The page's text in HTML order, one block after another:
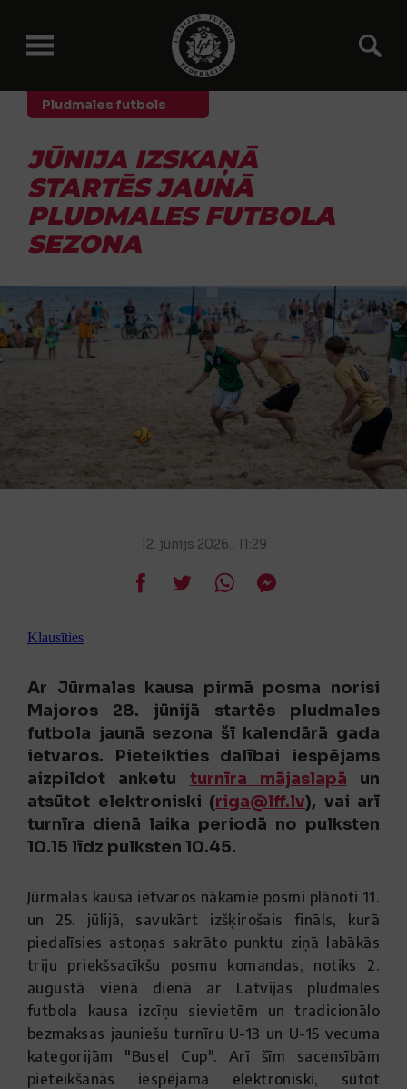
Pludmales futbols
JŪNIJA IZSKAŅĀ
STARTĒS JAUNĀ
PLUDMALES FUTBOLA
SEZONA
12. jūnijs 2026., 11:29
Klausīties
Ar Jūrmalas kausa pirmā posma norisi
Majoros 28. jūnijā startēs pludmales
futbola jaunā sezona šī kalendārā gada
ietvaros. Pieteikties dalībai iespējams
aizpildot anketu turnīra mājaslapā un
atsūtot elektroniski (riga@lff.lv), vai arī
turnīra dienā laika periodā no pulksten
10.15 līdz pulksten 10.45.
Jūrmalas kausa ietvaros nākamie posmi plānoti 11.
un 25. jūlijā, savukārt izšķirošais fināls, kurā
piedalīsies astoņas sakrāto punktu ziņā labākās
triju priekšsacīkšu posmu komandas, notiks 2.
augustā vienā dienā ar Latvijas pludmales
futbola kausa izcīņu sievietēm un tradicionālo
bezmaksas jauniešu turnīru U-13 un U-15 vecuma
kategorijām "Busel Cup". Arī šīm sacensībām
pieteikšanās iespējama elektroniski, sūtot